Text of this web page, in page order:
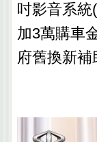
吋影音系
加3萬購車
府舊換新